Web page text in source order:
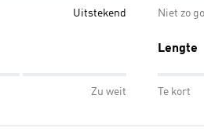
Uitstekend Niet zo
Zu weit
Lengte
Te kort